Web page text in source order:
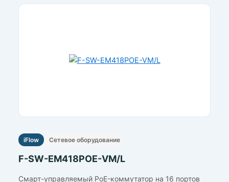
iFlow Сетевое оборудование
F-SW-EM418POE-VM/L
Смарт-управляемый PoE-коммутатор на 16 портов